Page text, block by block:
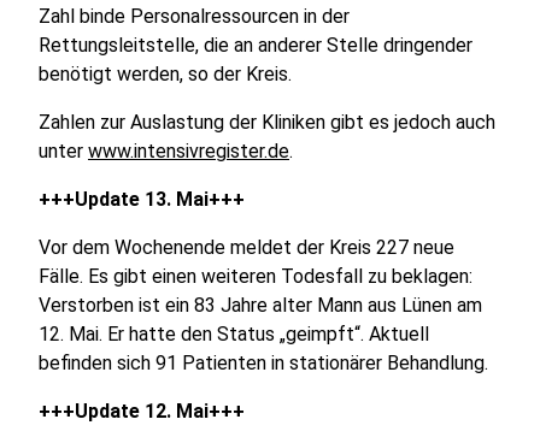
Zahl binde Personalressourcen in der
Rettungsleitstelle, die an anderer Stelle dringender
benötigt werden, so der Kreis.
Zahlen zur Auslastung der Kliniken gibt es jedoch auch
unter www.intensivregister.de.
+++Update 13. Mai+++
Vor dem Wochenende meldet der Kreis 227 neue
Fälle. Es gibt einen weiteren Todesfall zu beklagen:
Verstorben ist ein 83 Jahre alter Mann aus Lünen am
12. Mai. Er hatte den Status „geimpft“. Aktuell
befinden sich 91 Patienten in stationärer Behandlung.
+++Update 12. Mai+++